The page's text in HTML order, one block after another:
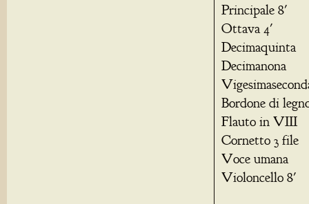
Principale 8'
Ottava 4'
Decimaquinta
Decimanona
Bordone di
Flauto in VIII
Cornetto 3 file
Voce umana
Violoncello 8'